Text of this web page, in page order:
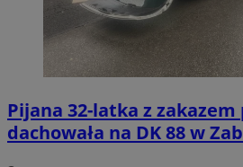
Pijana 32-latka z
dachowała na DK 88 w